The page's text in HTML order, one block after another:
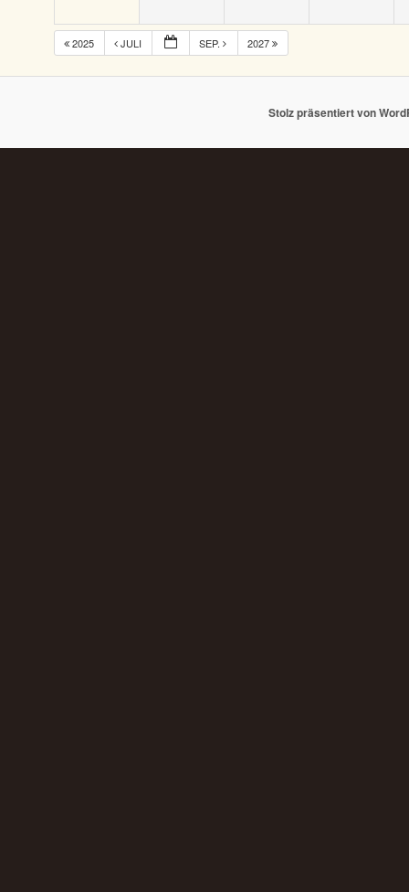
2025 JULI SEP. 2027
Stolz präsentiert von